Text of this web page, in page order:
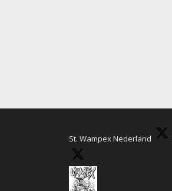
St. Wampex Nederland